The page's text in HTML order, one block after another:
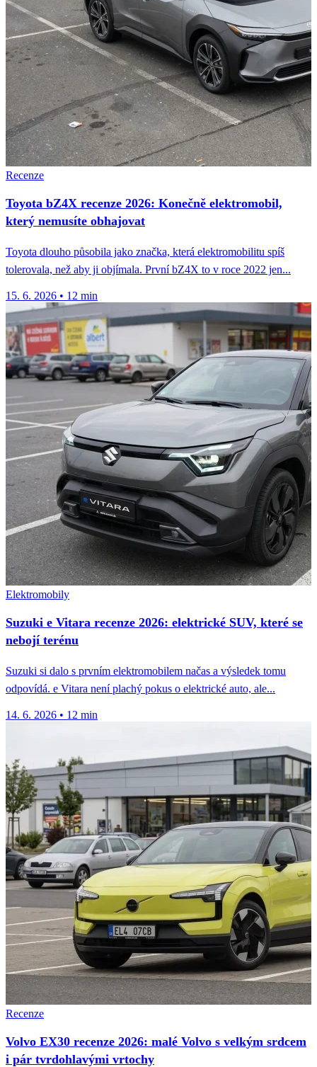
Recenze
Toyota bZ4X recenze 2026: Konečně elektromobil,
který nemusíte obhajovat
Toyota dlouho působila jako značka, která elektromobilitu spíš
tolerovala, než aby ji objímala. První bZ4X to v roce 2022 jen...
15. 6. 2026 • 12 min
Elektromobily
Suzuki e Vitara recenze 2026: elektrické SUV, které se
nebojí terénu
Suzuki si dalo s prvním elektromobilem načas a výsledek tomu
odpovídá. e Vitara není plachý pokus o elektrické auto, ale...
14. 6. 2026 • 12 min
Recenze
Volvo EX30 recenze 2026: malé Volvo s velkým srdcem
i pár tvrdohlavými vrtochy